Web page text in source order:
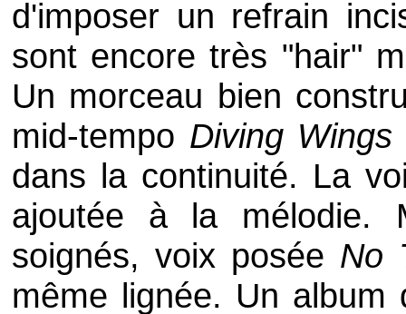
d'imposer un refrain
sont encore très "hair"
Un morceau bien
mid-tempo Diving Wings
dans la continuité. La
ajoutée à la mélodie.
soignés, voix posée No
même lignée. Un album